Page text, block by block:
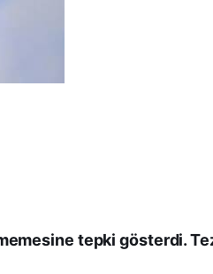
tepki gösterdi.